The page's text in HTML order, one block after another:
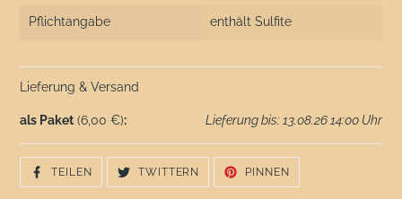
Pflichtangabe enthält Sulfite
Lieferung & Versand
als Paket (6,00 €): Lieferung bis: 13.08.26 14:00 Uhr
TEILENAUF
FACEBOOK
TEILEN
TWITTERN
TWITTER
TWITTERN
PINNEN
PINNEN